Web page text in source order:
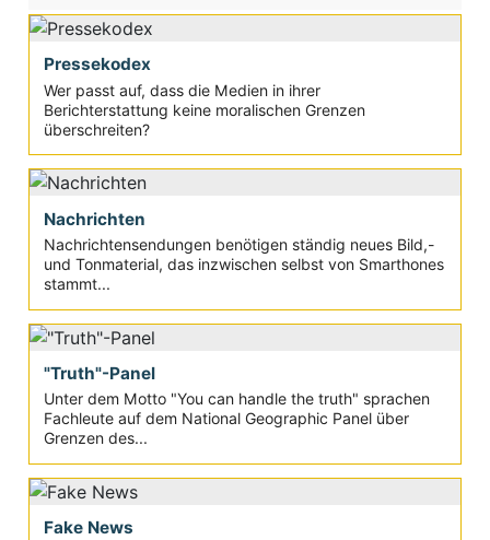
Pressekodex
Wer passt auf, dass die Medien in ihrer
Berichterstattung keine moralischen Grenzen
überschreiten?
Nachrichten
Nachrichtensendungen benötigen ständig neues Bild,-
und Tonmaterial, das inzwischen selbst von Smarthones
stammt...
"Truth"-Panel
Unter dem Motto "You can handle the truth" sprachen
Fachleute auf dem National Geographic Panel über
Grenzen des...
Fake News